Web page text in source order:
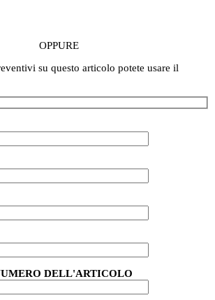
OPPURE
su questo articolo potete usare il
DELL'ARTICOLO